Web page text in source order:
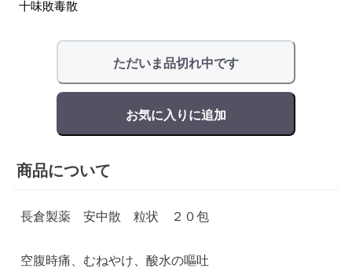
ただいま品切れ中です
お気に入りに追加
商品について
長倉製薬 安中散 粒状 ２０包
空腹時痛、むねやけ、酸水の嘔吐